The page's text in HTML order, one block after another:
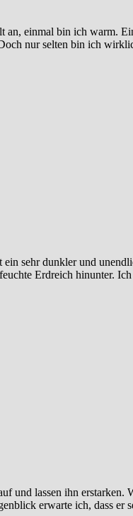
einmal bin ich warm.
nur selten bin ich
sehr dunkler und
Erdreich hinunter.
und lassen ihn
erwarte ich, dass er